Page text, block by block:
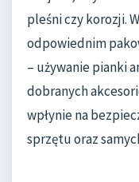
pleśni czy korozji.
odpowiednim
– używanie pianki
dobranych
wpłynie na
sprzętu oraz